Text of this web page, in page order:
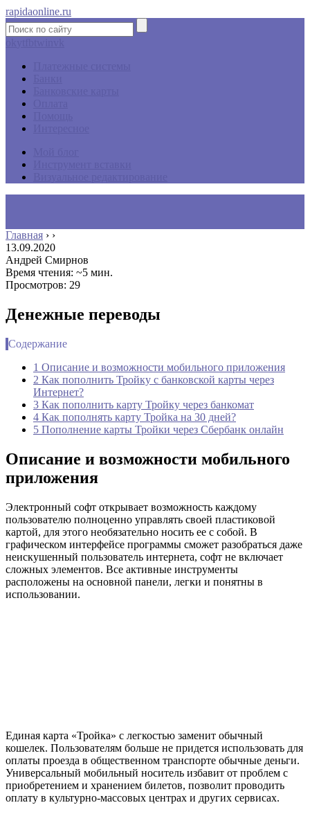
rapidaonline.ru
Главная › ›
13.09.2020
Андрей Смирнов
Время чтения: ~5 мин.
Просмотров: 29
Денежные переводы
Содержание
1 Описание и возможности мобильного приложения
2 Как пополнить Тройку с банковской карты через
Интернет?
3 Как пополнить карту Тройку через банкомат
4 Как пополнять карту Тройка на 30 дней?
5 Пополнение карты Тройки через Сбербанк онлайн
Описание и возможности мобильного
приложения
Электронный софт открывает возможность каждому
пользователю полноценно управлять своей пластиковой
картой, для этого необязательно носить ее с собой. В
графическом интерфейсе программы сможет разобраться даже
неискушенный пользователь интернета, софт не включает
сложных элементов. Все активные инструменты
расположены на основной панели, легки и понятны в
использовании.
Единая карта «Тройка» с легкостью заменит обычный
кошелек. Пользователям больше не придется использовать для
оплаты проезда в общественном транспорте обычные деньги.
Универсальный мобильный носитель избавит от проблем с
приобретением и хранением билетов, позволит проводить
оплату в культурно-массовых центрах и других сервисах.